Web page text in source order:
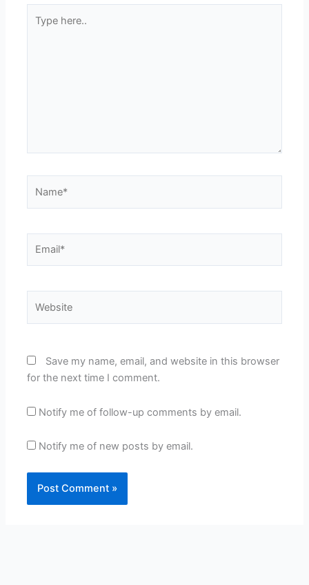
here..
Save my name, email, and website in this browser
for the next time I comment.
Notify me of follow-up comments by email.
Notify me of new posts by email.